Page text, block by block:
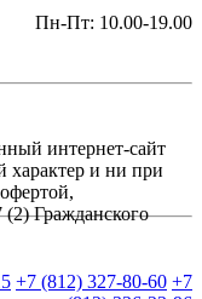
+7 (812) 327-80-60 +7
Пн-Пт: 10.00-19.00
интернет-сайт
и ни при
Гражданского